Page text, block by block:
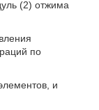
(2) отжима
по
и